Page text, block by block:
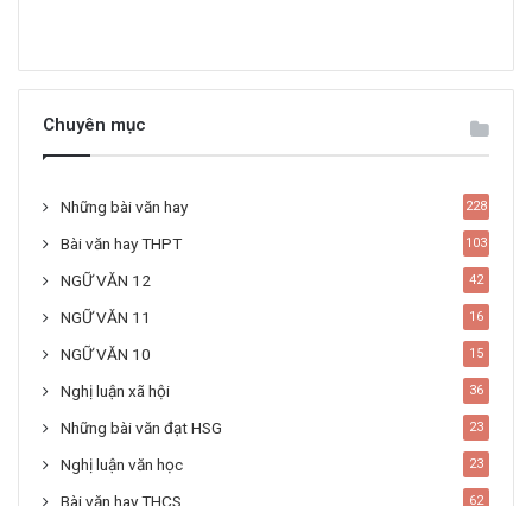
Chuyên mục
Những bài văn hay 228
Bài văn hay THPT 103
NGỮ VĂN 12 42
NGỮ VĂN 11 16
NGỮ VĂN 10 15
Nghị luận xã hội 36
Những bài văn đạt HSG 23
Nghị luận văn học 23
Bài văn hay THCS 62